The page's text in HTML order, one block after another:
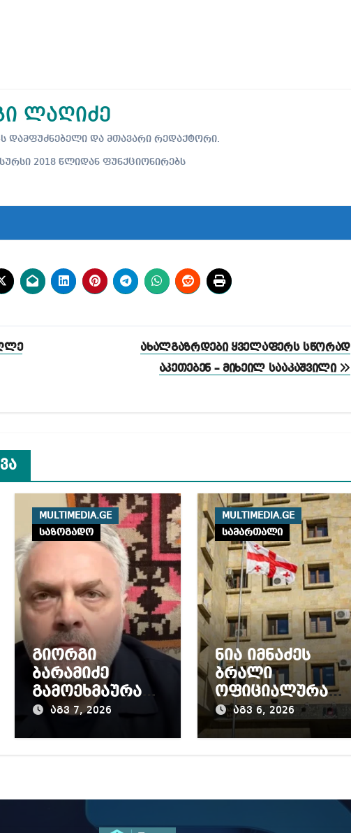
ლაღიძე
ს დამფუძნებელი და მთავარი რედაქტორი.
2018 წლიდან ფუნქციონირებს
ახალგაზრდები ყველაფერს სწორად
აკეთებენ – მიხეილ სააკაშვილი
MULTIMEDIA.GE
საზოგადო
გიორგი
ბარამიძე
გამოეხმაურა
პროკურატურის
აგვ 7, 2026
MULTIMEDIA.GE
სამართალი
ნია იმნაძეს
ბრალი
ოფიციალურად
წაუყენეს –
აღნიშნული
ითვალისწინებს
აგვ 6, 2026